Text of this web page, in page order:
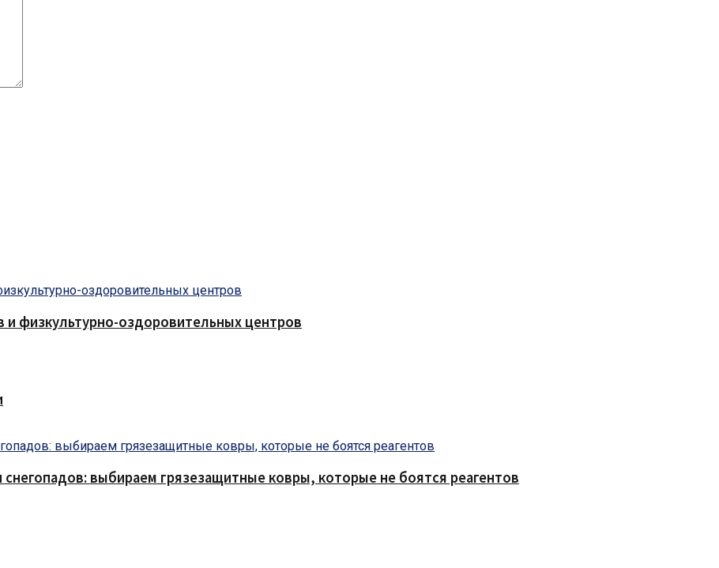
физкультурно-оздоровительных центров
выбираем грязезащитные ковры, которые не боятся реагентов